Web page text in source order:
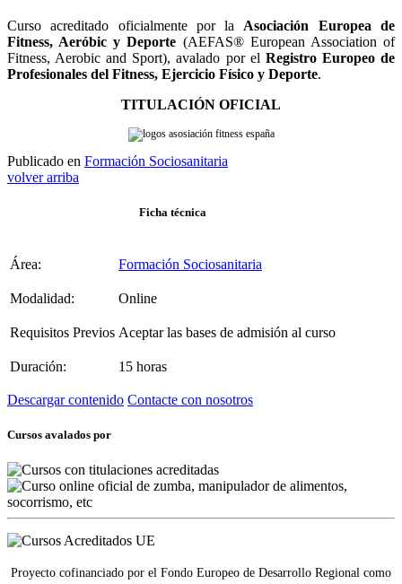
Curso acreditado oficialmente por la Asociación Europea de
Fitness, Aeróbic y Deporte (AEFAS® European Association of
Fitness, Aerobic and Sport), avalado por el Registro Europeo de
Profesionales del Fitness, Ejercicio Físico y Deporte.
TITULACIÓN OFICIAL
Publicado en Formación Sociosanitaria
volver arriba
Ficha técnica
Área: Formación Sociosanitaria
Modalidad: Online
Requisitos Previos Aceptar las bases de admisión al curso
Duración: 15 horas
Descargar contenido Contacte con nosotros
Cursos avalados por
Proyecto cofinanciado por el Fondo Europeo de Desarrollo Regional como